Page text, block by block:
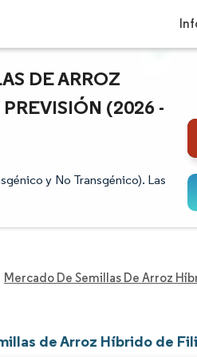
DE ARROZ
(2026 -
y No Transgénico). Las
Mercado De Semillas De Arroz
de Arroz Híbrido de